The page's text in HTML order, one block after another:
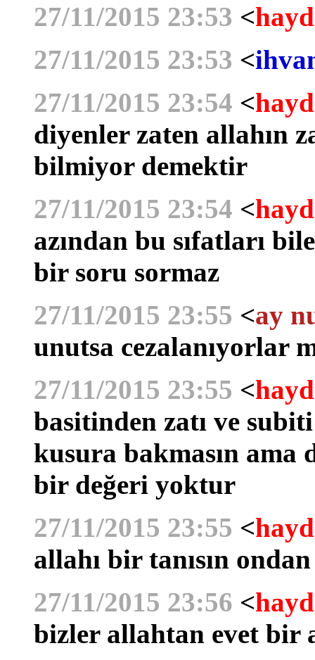
27/11/2015 23:53 <
27/11/2015 23:53 <
27/11/2015 23:54 <
diyenler zaten allahın
bilmiyor demektir
27/11/2015 23:54 <
azından bu sıfatları
bir soru sormaz
27/11/2015 23:55 <ay
unutsa cezalanıyorlar
27/11/2015 23:55 <
basitinden zatı ve
kusura bakmasın
bir değeri yoktur
27/11/2015 23:55 <
allahı bir tanısın
27/11/2015 23:56 <
bizler allahtan evet bir